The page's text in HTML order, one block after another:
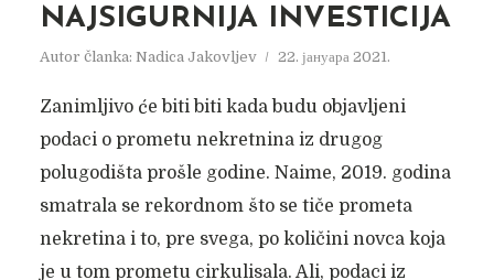
NAJSIGURNIJA INVESTICIJA
Autor članka: Nadica Jakovljev 22. јануара 2021.
Zanimljivo će biti biti kada budu objavljeni
podaci o prometu nekretnina iz drugog
polugodišta prošle godine. Naime, 2019. godina
smatrala se rekordnom što se tiče prometa
nekretina i to, pre svega, po količini novca koja
je u tom prometu cirkulisala. Ali, podaci iz